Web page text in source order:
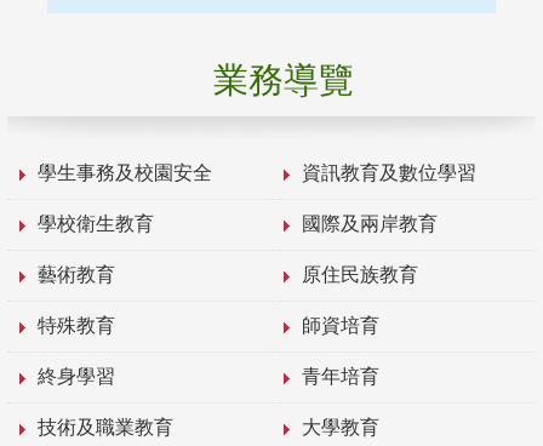
業務導覽
學生事務及校園安全 資訊教育及數位學習
學校衛生教育 國際及兩岸教育
藝術教育 原住民族教育
特殊教育 師資培育
終身學習 青年培育
技術及職業教育 大學教育